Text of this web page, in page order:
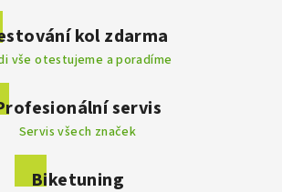
kol zdarma
vše otestujeme a poradíme
servis
Servis všech značek
Biketuning